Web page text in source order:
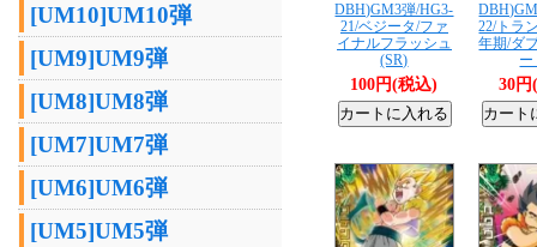
[UM10]UM10弾
[UM9]UM9弾
[UM8]UM8弾
[UM7]UM7弾
[UM6]UM6弾
[UM5]UM5弾
DBH)GM3弾/HG3-
21/ベジータ/ファ
イナルフラッシュ
(SR)
100円(税込)
22/トラ
年期/ダ
ー
30円